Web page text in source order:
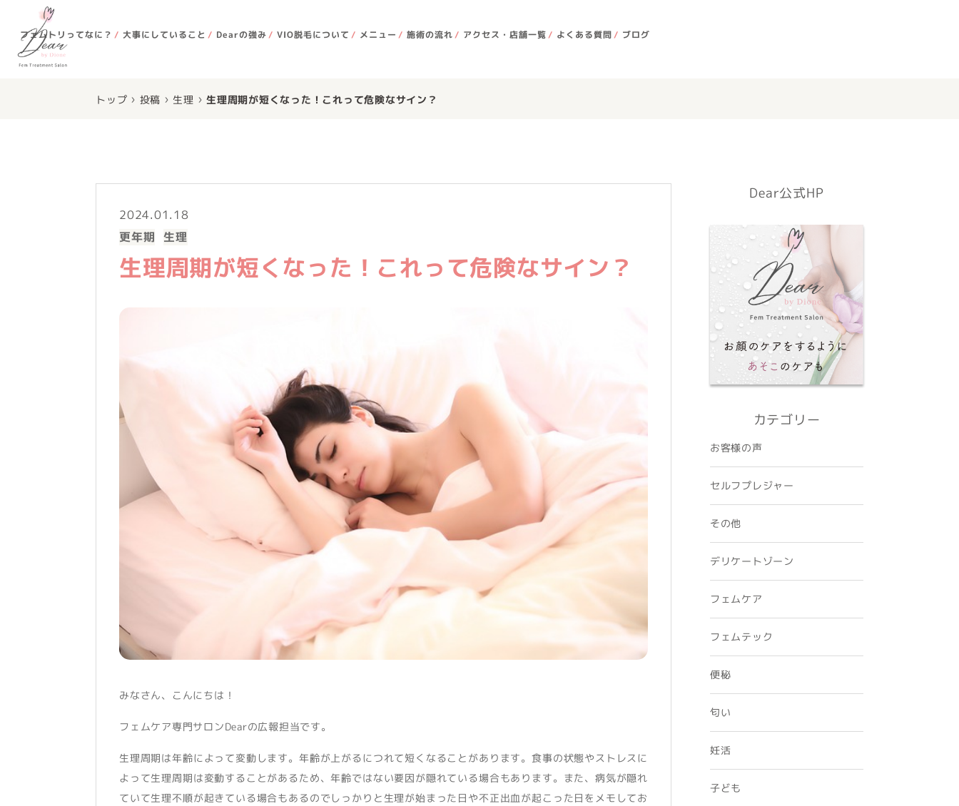
フェムトリってなに？ 大事にしていること Dearの強み VIO脱毛について メニュー 施術の流れ アクセス・店舗一覧 よくある質問 ブログ
トップ › 投稿 › 生理 › 生理周期が短くなった！これって危険なサイン？
2024.01.18
更年期 生理
生理周期が短くなった！これって危険なサイン？
みなさん、こんにちは！
フェムケア専門サロンDearの広報担当です。
生理周期は年齢によって変動します。年齢が上がるにつれて短くなることがあります。食事の状態やストレスに
よって生理周期は変動することがあるため、年齢ではない要因が隠れている場合もあります。また、病気が隠れ
ていて生理不順が起きている場合もあるのでしっかりと生理が始まった日や不正出血が起こった日をメモしてお
Dear公式HP
カテゴリー
お客様の声
セルフプレジャー
その他
デリケートゾーン
フェムケア
フェムテック
便秘
匂い
妊活
子ども